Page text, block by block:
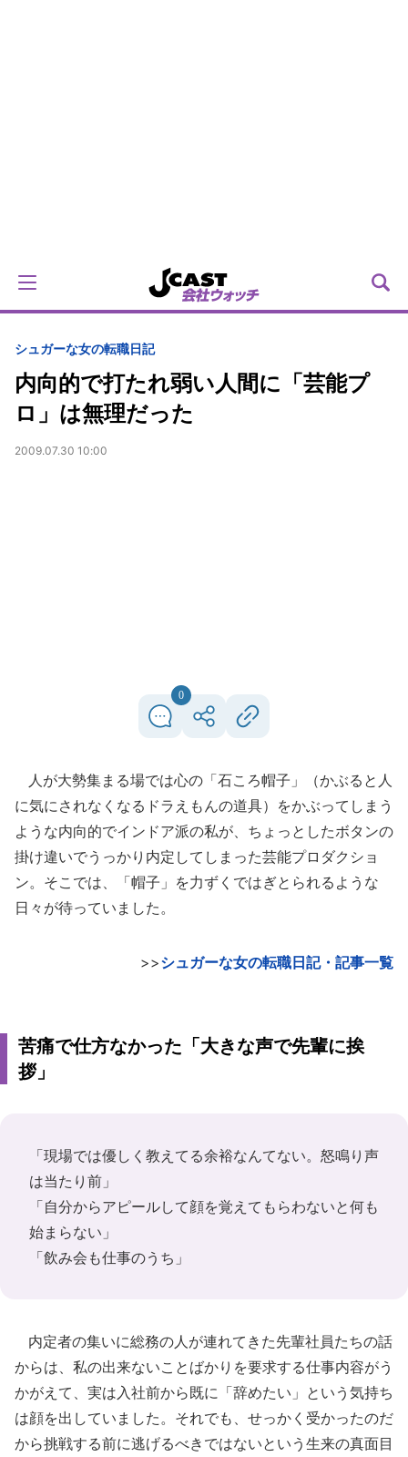
シュガーな女の転職日記
内向的で打たれ弱い人間に「芸能プ
ロ」は無理だった
2009.07.30 10:00
0
人が大勢集まる場では心の「石ころ帽子」（かぶると人
に気にされなくなるドラえもんの道具）をかぶってしまう
ような内向的でインドア派の私が、ちょっとしたボタンの
掛け違いでうっかり内定してしまった芸能プロダクショ
ン。そこでは、「帽子」を力ずくではぎとられるような
日々が待っていました。
>>シュガーな女の転職日記・記事一覧
苦痛で仕方なかった「大きな声で先輩に挨
拶」
「現場では優しく教えてる余裕なんてない。怒鳴り声
は当たり前」
「自分からアピールして顔を覚えてもらわないと何も
始まらない」
「飲み会も仕事のうち」
内定者の集いに総務の人が連れてきた先輩社員たちの話
からは、私の出来ないことばかりを要求する仕事内容がう
かがえて、実は入社前から既に「辞めたい」という気持ち
は顔を出していました。それでも、せっかく受かったのだ
から挑戦する前に逃げるべきではないという生来の真面目